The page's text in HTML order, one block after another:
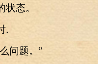
态。
.
题。”